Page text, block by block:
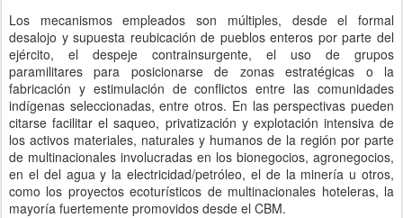
Los mecanismos empleados son múltiples, desde el formal
desalojo y supuesta reubicación de pueblos enteros por parte del
ejército, el despeje contrainsurgente, el uso de grupos
paramilitares para posicionarse de zonas estratégicas o la
fabricación y estimulación de conflictos entre las comunidades
indígenas seleccionadas, entre otros. En las perspectivas pueden
citarse facilitar el saqueo, privatización y explotación intensiva de
los activos materiales, naturales y humanos de la región por parte
de multinacionales involucradas en los bionegocios, agronegocios,
en el del agua y la electricidad/petróleo, el de la minería u otros,
como los proyectos ecoturísticos de multinacionales hoteleras, la
mayoría fuertemente promovidos desde el CBM.